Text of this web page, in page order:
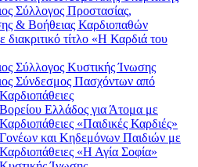
Σύλλογος Προστασίας,
& Βοήθειας Καρδιοπαθών
διακριτικό τίτλο «Η Καρδιά του
Σύλλογος Κυστικής Ίνωσης
Σύνδεσμος Πασχόντων από
Ελλάδος για Άτομα με
«Παιδικές Καρδιές»
και Κηδεμόνων Παιδιών με
«Η Αγία Σοφία»